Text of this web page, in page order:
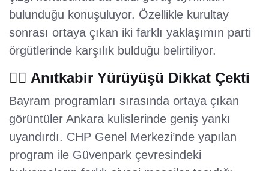
bulunduğu konuşuluyor. Özellikle kurultay
sonrası ortaya çıkan iki farklı yaklaşımın parti
örgütlerinde karşılık bulduğu belirtiliyor.
🚶‍♂️ Anıtkabir Yürüyüşü Dikkat Çekti
Bayram programları sırasında ortaya çıkan
görüntüler Ankara kulislerinde geniş yankı
uyandırdı. CHP Genel Merkezi’nde yapılan
program ile Güvenpark çevresindeki